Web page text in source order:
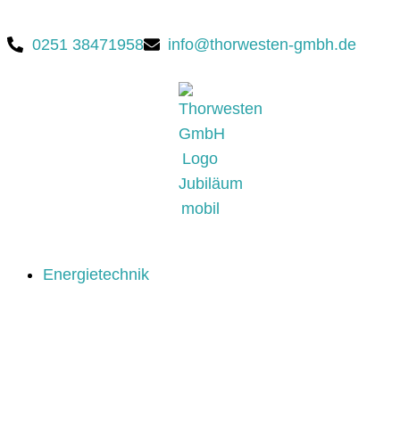
0251 38471958 info@thorwesten-gmbh.de
Energietechnik